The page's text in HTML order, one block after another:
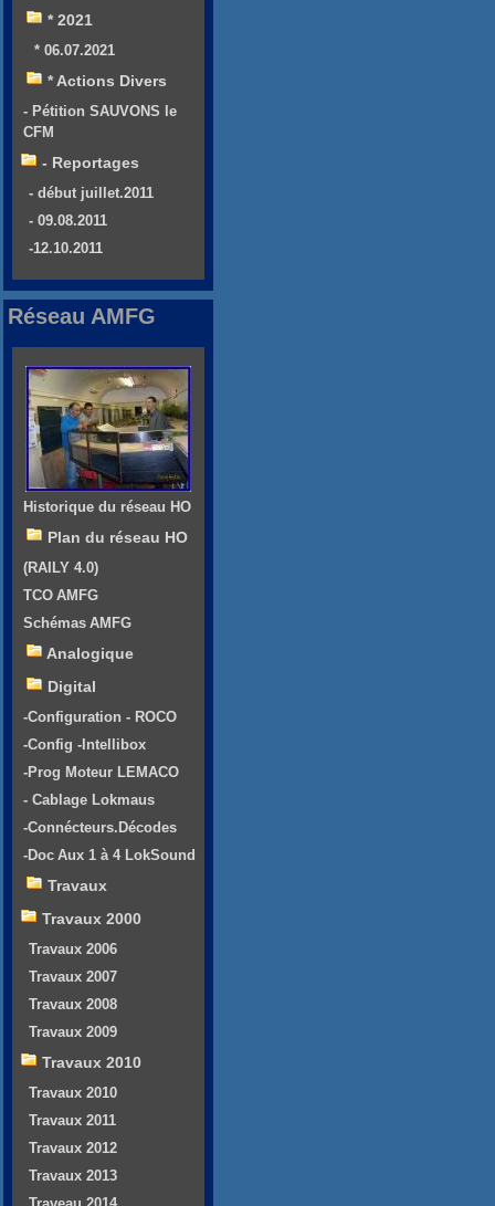
* 2021
* 06.07.2021
* Actions Divers
- Pétition SAUVONS le
CFM
- Reportages
- début juillet.2011
- 09.08.2011
-12.10.2011
Réseau AMFG
Historique du réseau HO
Plan du réseau HO
(RAILY 4.0)
TCO AMFG
Schémas AMFG
Analogique
Digital
-Configuration - ROCO
-Config -Intellibox
-Prog Moteur LEMACO
- Cablage Lokmaus
-Connécteurs.Décodes
-Doc Aux 1 à 4 LokSound
Travaux
Travaux 2000
Travaux 2006
Travaux 2007
Travaux 2008
Travaux 2009
Travaux 2010
Travaux 2010
Travaux 2011
Travaux 2012
Travaux 2013